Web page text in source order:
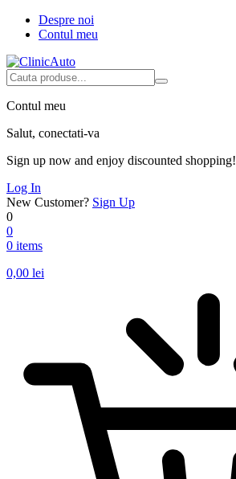
Despre noi
Contul meu
Contul meu
Salut, conectati-va
Sign up now and enjoy discounted shopping!
Log In
New Customer? Sign Up
0
0
0 items
0,00 lei